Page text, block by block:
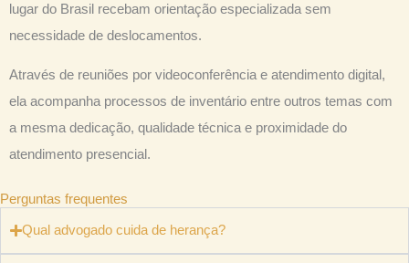
lugar do Brasil recebam orientação especializada sem
necessidade de deslocamentos.
Através de reuniões por videoconferência e atendimento digital,
ela acompanha processos de inventário entre outros temas com
a mesma dedicação, qualidade técnica e proximidade do
atendimento presencial.
Perguntas frequentes
Qual advogado cuida de herança?